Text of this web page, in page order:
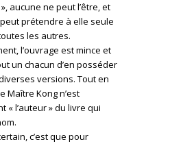
aucune ne peut l’être, et
prétendre à elle seule
les autres.
l’ouvrage est mince et
un chacun d’en posséder
versions. Tout en
Maître Kong n’est
« l’auteur » du livre qui
c’est que pour